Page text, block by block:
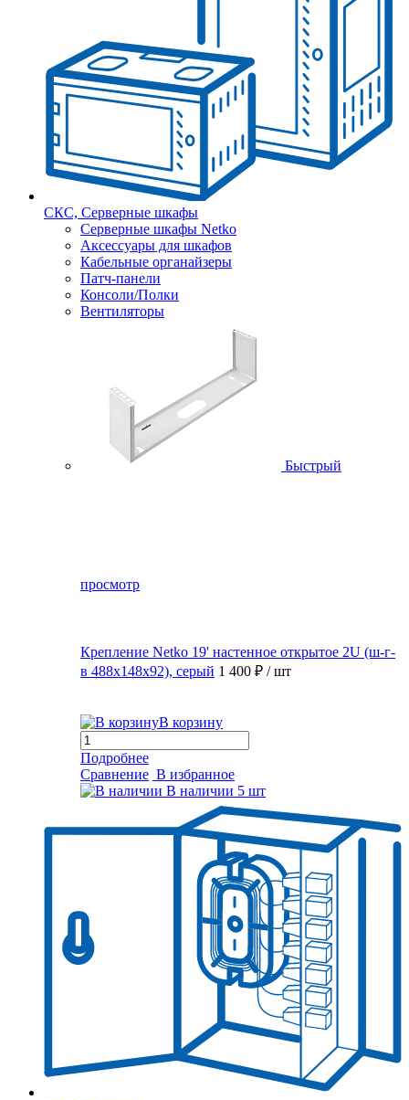
СКС, Серверные шкафы
Серверные шкафы Netko
Аксессуары для шкафов
Кабельные органайзеры
Патч-панели
Консоли/Полки
Вентиляторы
Быстрый
просмотр
Крепление Netko 19' настенное открытое 2U (ш-г-
в 488х148х92), серый 1 400 ₽ / шт
В корзину
Подробнее
Сравнение В избранное
В наличии 5 шт